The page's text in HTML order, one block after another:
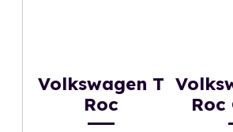
Volkswagen T
Roc
Roc